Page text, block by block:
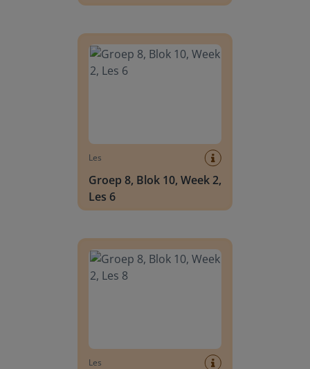
Les
Groep 8, Blok 10, Week 2,
Les 6
Les